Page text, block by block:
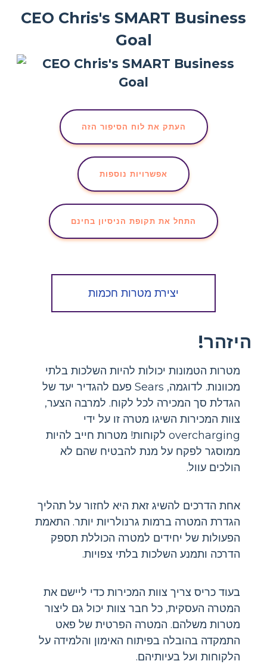
CEO Chris's SMART Business
Goal
העתק את לוח הסיפור הזה
אפשרויות נוספות
התחל את תקופת הניסיון בחינם
יצירת מטרות חכמות
היזהר!
מטרות הטמונות יכולות להיות השלכות בלתי
מכוונות. לדוגמה, Sears פעם להגדיר יעד של
הגדלת סך המכירה לכל לקוח. למרבה הצער,
צוות המכירות השיגו מטרה זו על ידי
overcharging לקוחות! מטרות חייב להיות
ממוסגר לפקח על מנת להבטיח שהם לא
הולכים עוול.
אחת הדרכים להשיג זאת היא לחזור על תהליך
הגדרת המטרה ברמות גרנולריות יותר. התאמת
הפעולות של יחידים למטרה הכוללת תספק
הדרכה ותמנע השלכות בלתי צפויות.
בעוד כריס צריך צוות המכירות כדי ליישם את
המטרה העסקית, כל חבר צוות יכול גם ליצור
מטרות משלהם. המטרה הפרטית של פאט
התמקדה בהובלה בפיתוח האימון והלמידה על
הלקוחות ועל בעיותיהם.